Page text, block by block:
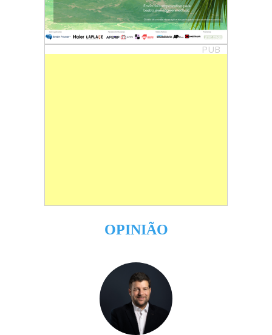
PUB
OPINIÃO